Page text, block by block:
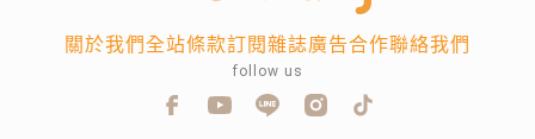
關於我們全站條款訂閱雜誌廣告合作聯絡我們
follow us